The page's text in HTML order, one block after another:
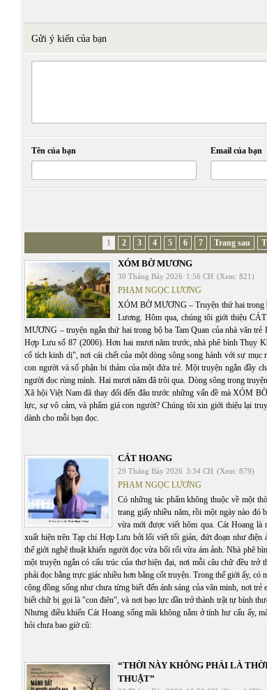
Gửi ý kiến của bạn
Tên của bạn Email của bạn
1 2 3 4 5 6 7 Trang sau
XÓM BỜ MƯƠNG
30 Tháng Bảy 2026 1:56 CH (Xem: 821)
PHẠM NGỌC LƯƠNG
XÓM BỜ MƯƠNG – Truyện thứ hai trong
Lương. Hôm qua, chúng tôi giới thiệu
MƯƠNG – truyện ngắn thứ hai trong bộ ba Tam Quan của nhà văn trẻ
Hợp Lưu số 87 (2006). Hơn hai mươi năm trước, nhà phê bình Thụy
cổ tích kinh dị", nơi cái chết của một dòng sông song hành với sự mục
con người và số phận bi thảm của một đứa trẻ. Một truyện ngắn đầy
người đọc rùng mình. Hai mươi năm đã trôi qua. Dòng sông trong
Xã hội Việt Nam đã thay đổi đến đâu trước những vấn đề mà XÓM
lực, sự vô cảm, và phẩm giá con người? Chúng tôi xin giới thiệu lại
dành cho mỗi bạn đọc.
CÁT HOANG
29 Tháng Bảy 2026 3:34 CH (Xem: 879)
PHẠM NGỌC LƯƠNG
Có những tác phẩm không thuộc về một
trang giấy nhiều năm, rồi một ngày nào đó
vừa mới được viết hôm qua. Cát Hoang là
xuất hiện trên Tạp chí Hợp Lưu bởi lối viết tối giản, đứt đoạn như điện
thế giới nghệ thuật khiến người đọc vừa bối rối vừa ám ảnh. Nhà phê
một truyện ngắn có cấu trúc của thơ hiện đại, nơi mỗi câu chữ đều trở
phải đọc bằng trực giác nhiều hơn bằng cốt truyện. Trong thế giới ấy, có
cộng đồng sống như chưa từng biết đến ánh sáng của văn minh, nơi
biết chữ bị gọi là "con điên", và nơi bạo lực dần trở thành trật tự bình
Nhưng điều khiến Cát Hoang sống mãi không nằm ở tính hư cấu ấy,
hỏi chưa bao giờ cũ:
“THỜI NÀY KHÔNG PHẢI LÀ
THUẬT”